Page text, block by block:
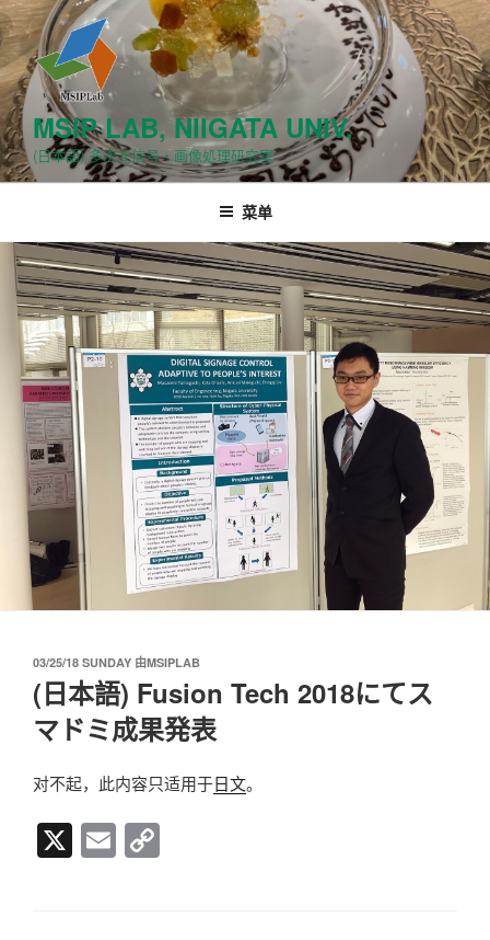
跳
至
内
容
MSIP LAB, NIIGATA UNIV.
(日本語) 多次元信号・画像処理研究室
菜单
发
布
于
03/25/18 SUNDAY 由MSIPLAB
(日本語) Fusion Tech 2018にてス
マドミ成果発表
对不起，此内容只适用于日文。
X E
m